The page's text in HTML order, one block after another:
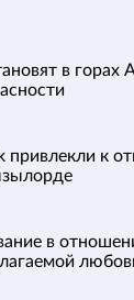
в горах
привлекли к
в